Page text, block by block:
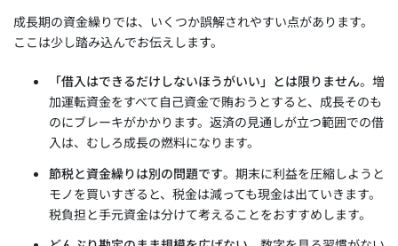
成長期の資金繰りでは、いくつか誤解されやすい点があります。
ここは少し踏み込んでお伝えします。
「借入はできるだけしないほうがいい」とは限りません。増
加運転資金をすべて自己資金で賄おうとすると、成長そのも
のにブレーキがかかります。返済の見通しが立つ範囲での借
入は、むしろ成長の燃料になります。
節税と資金繰りは別の問題です。期末に利益を圧縮しようと
モノを買いすぎると、税金は減っても現金は出ていきます。
税負担と手元資金は分けて考えることをおすすめします。